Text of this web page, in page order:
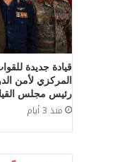
قيادة جديدة
المركزي لأمن
رئيس مجلس
منذ 3 أيام